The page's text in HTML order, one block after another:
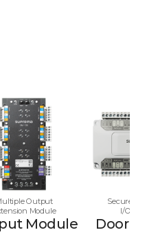
Output
Module
Module
Secure
I/O
Door